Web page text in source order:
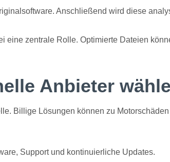
Anschließend wird diese
eine zentrale Rolle. Optimierte Dateien
Anbieter
Billige Lösungen können zu
Support und kontinuierliche Updates.